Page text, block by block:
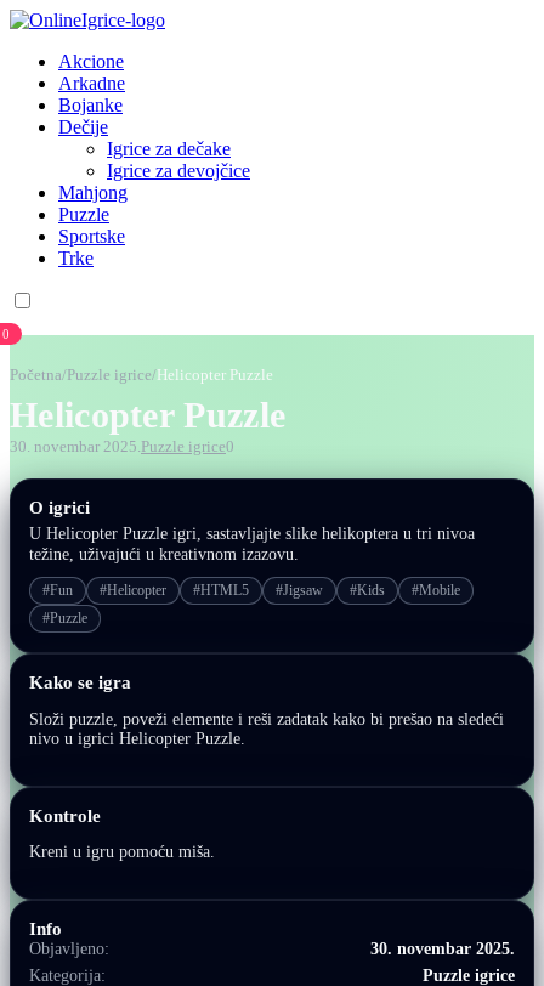
Akcione
Arkadne
Bojanke
Dečije
Igrice za dečake
Igrice za devojčice
Mahjong
Puzzle
Sportske
Trke
0
Početna/ Puzzle igrice/ Helicopter Puzzle
Helicopter Puzzle
30. novembar 2025.Puzzle igrice0
O igrici
U Helicopter Puzzle igri, sastavljajte slike helikoptera u tri nivoa
težine, uživajući u kreativnom izazovu.
#Fun #Helicopter #HTML5 #Jigsaw #Kids
#Mobile
#Puzzle
Kako se igra
Složi puzzle, poveži elemente i reši zadatak kako bi prešao na sledeći
nivo u igrici Helicopter Puzzle.
Kontrole
Kreni u igru pomoću miša.
Info
Objavljeno:
30. novembar 2025.
Kategorija:
Puzzle igrice